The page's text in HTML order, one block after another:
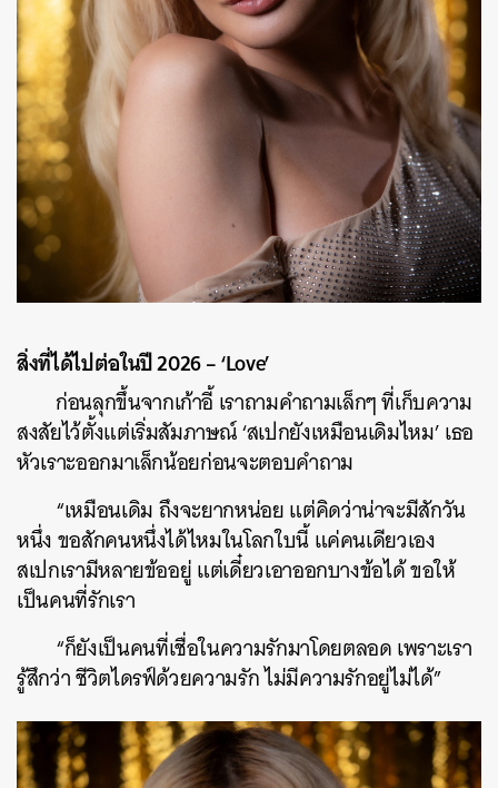
สิ่งที่ได้ไปต่อในปี 2026 – ‘Love’
ก่อนลุกขึ้นจากเก้าอี้ เราถามคำถามเล็กๆ ที่เก็บความ
สงสัยไว้ตั้งแต่เริ่มสัมภาษณ์ ‘สเปกยังเหมือนเดิมไหม’ เธอ
หัวเราะออกมาเล็กน้อยก่อนจะตอบคำถาม
“เหมือนเดิม ถึงจะยากหน่อย แต่คิดว่าน่าจะมีสักวัน
หนึ่ง ขอสักคนหนึ่งได้ไหมในโลกใบนี้ แค่คนเดียวเอง
สเปกเรามีหลายข้ออยู่ แต่เดี๋ยวเอาออกบางข้อได้ ขอให้
เป็นคนที่รักเรา
“ก็ยังเป็นคนที่เชื่อในความรักมาโดยตลอด เพราะเรา
รู้สึกว่า ชีวิตไดรฟ์ด้วยความรัก ไม่มีความรักอยู่ไม่ได้”